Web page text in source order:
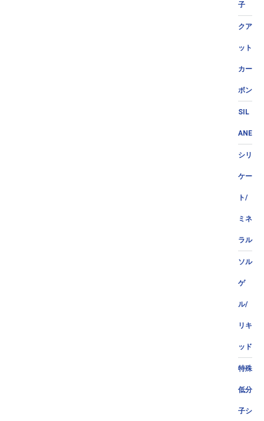
子
クア
ット
カー
ボン
SIL
ANE
シリ
ケー
ト/
ミネ
ラル
ソル
ゲ
ル/
リキ
ッド
特殊
低分
子シ